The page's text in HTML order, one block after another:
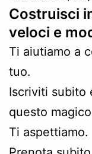
Costruisci
veloci e
Ti aiutiamo a
tuo.
Iscriviti subito
questo
Ti aspettiamo.